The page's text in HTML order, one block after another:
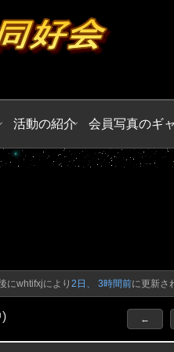
活動の紹介 会員写真のギ
にwhtifxjにより 2日、 3時間前に更新さ
) ←